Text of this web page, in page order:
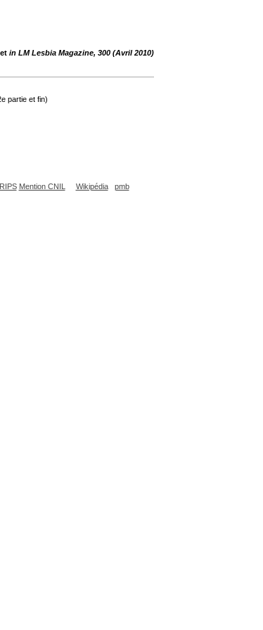
in LM Lesbia Magazine, 300 (Avril 2010)
partie et fin)
Mention CNIL Wikipédia pmb